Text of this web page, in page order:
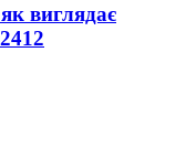
виглядає
2412